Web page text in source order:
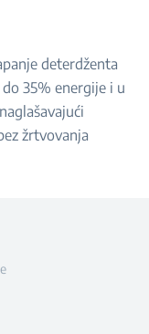
deterdženta
35% energije i u
žrtvovanja